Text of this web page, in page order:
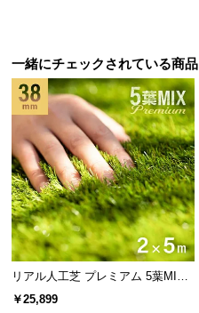
一緒にチェックされている商品
リアル人工芝 プレミアム 5葉MI
X・質感をさらに追求 芝丈38mm 2
×5m 防草シート付
￥25,899